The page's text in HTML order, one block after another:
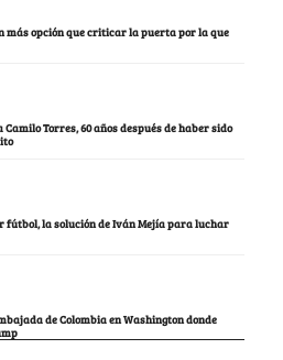
más opción que criticar la puerta por la que
Torres, 60 años después de haber sido
fútbol, la solución de Iván Mejía para luchar
de Colombia en Washington donde